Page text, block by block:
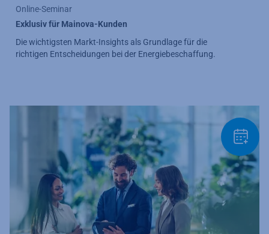
Online-Seminar
Exklusiv für Mainova-Kunden
Die wichtigsten Markt-Insights als Grundlage für die
richtigen Entscheidungen bei der Energiebeschaffung.